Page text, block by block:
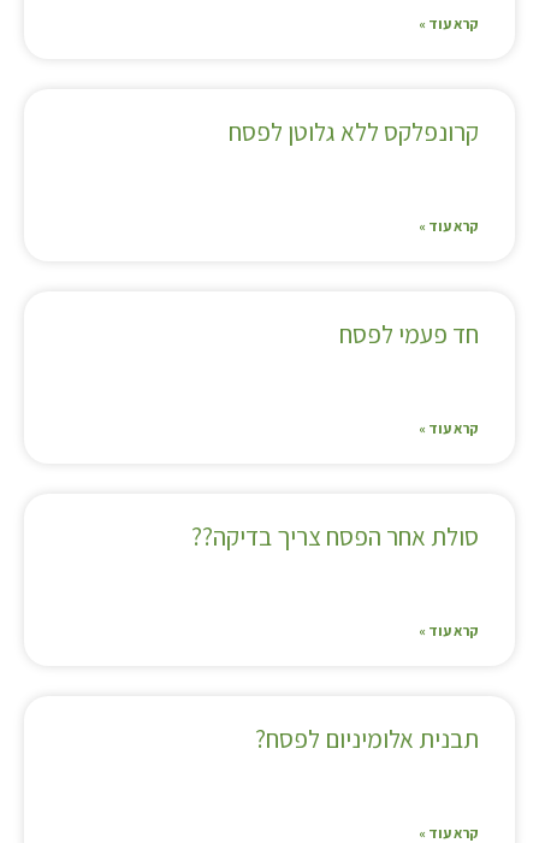
קרא עוד »
קרונפלקס ללא גלוטן לפסח
קרא עוד »
חד פעמי לפסח
קרא עוד »
סולת אחר הפסח צריך בדיקה??
קרא עוד »
תבנית אלומיניום לפסח?
קרא עוד »